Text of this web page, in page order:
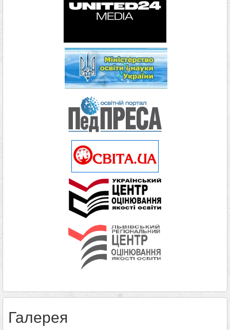
Галерея